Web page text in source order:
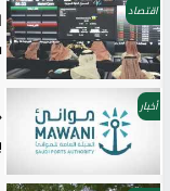
اقتصاد
أخبار